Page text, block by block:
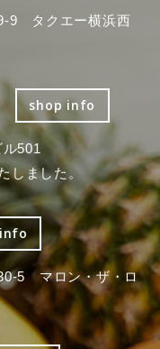
9 タクエー横浜西
shop info
501
しました。
5 マロン・ザ・ロ